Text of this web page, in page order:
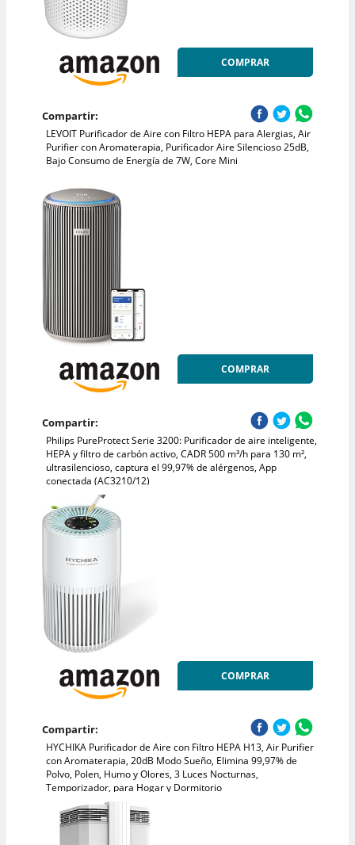
COMPRAR
Compartir:
LEVOIT Purificador de Aire con Filtro HEPA para Alergias, Air
Purifier con Aromaterapia, Purificador Aire Silencioso 25dB,
Bajo Consumo de Energía de 7W, Core Mini
COMPRAR
Compartir:
Philips PureProtect Serie 3200: Purificador de aire inteligente,
HEPA y filtro de carbón activo, CADR 500 m³/h para 130 m²,
ultrasilencioso, captura el 99,97% de alérgenos, App
conectada (AC3210/12)
COMPRAR
Compartir:
HYCHIKA Purificador de Aire con Filtro HEPA H13, Air Purifier
con Aromaterapia, 20dB Modo Sueño, Elimina 99,97% de
Polvo, Polen, Humo y Olores, 3 Luces Nocturnas,
Temporizador, para Hogar y Dormitorio